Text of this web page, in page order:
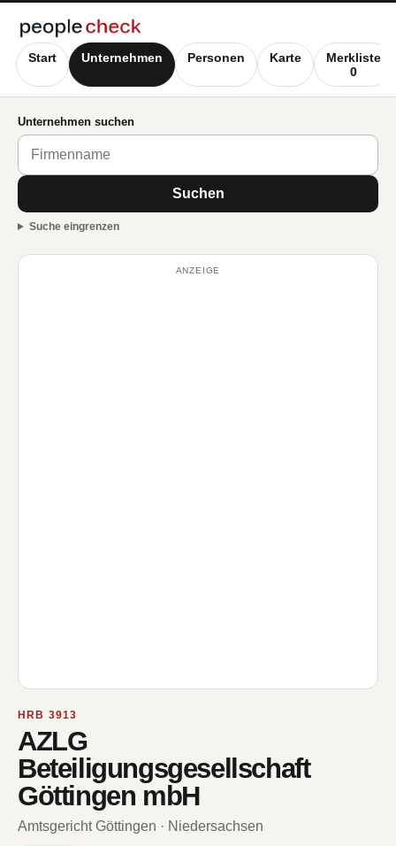
Start Unternehmen Personen Karte
Merkliste
0
Unternehmen suchen
Suchen
Suche eingrenzen
ANZEIGE
HRB 3913
AZLG
Beteiligungsgesellschaft
Göttingen mbH
Amtsgericht Göttingen · Niedersachsen